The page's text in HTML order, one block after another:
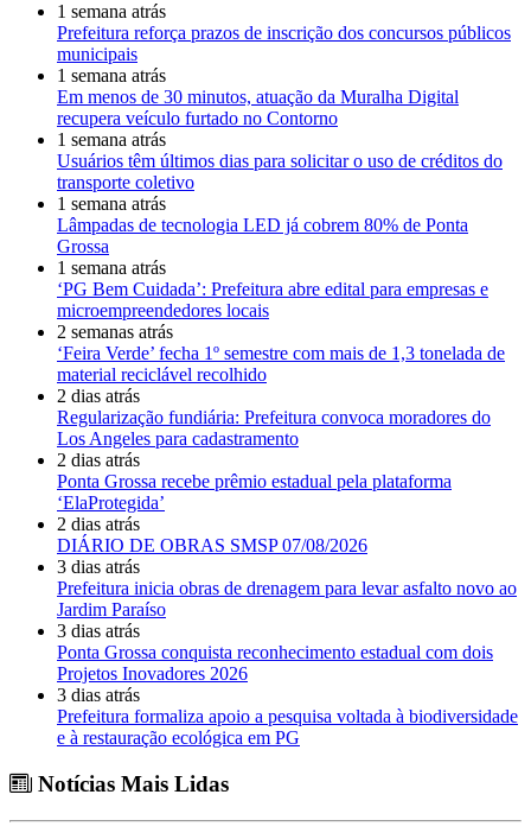
1 semana atrás
Prefeitura reforça prazos de inscrição dos concursos públicos
municipais
1 semana atrás
Em menos de 30 minutos, atuação da Muralha Digital
recupera veículo furtado no Contorno
1 semana atrás
Usuários têm últimos dias para solicitar o uso de créditos do
transporte coletivo
1 semana atrás
Lâmpadas de tecnologia LED já cobrem 80% de Ponta
Grossa
1 semana atrás
‘PG Bem Cuidada’: Prefeitura abre edital para empresas e
microempreendedores locais
2 semanas atrás
‘Feira Verde’ fecha 1º semestre com mais de 1,3 tonelada de
material reciclável recolhido
2 dias atrás
Regularização fundiária: Prefeitura convoca moradores do
Los Angeles para cadastramento
2 dias atrás
Ponta Grossa recebe prêmio estadual pela plataforma
‘ElaProtegida’
2 dias atrás
DIÁRIO DE OBRAS SMSP 07/08/2026
3 dias atrás
Prefeitura inicia obras de drenagem para levar asfalto novo ao
Jardim Paraíso
3 dias atrás
Ponta Grossa conquista reconhecimento estadual com dois
Projetos Inovadores 2026
3 dias atrás
Prefeitura formaliza apoio a pesquisa voltada à biodiversidade
e à restauração ecológica em PG
Notícias Mais Lidas